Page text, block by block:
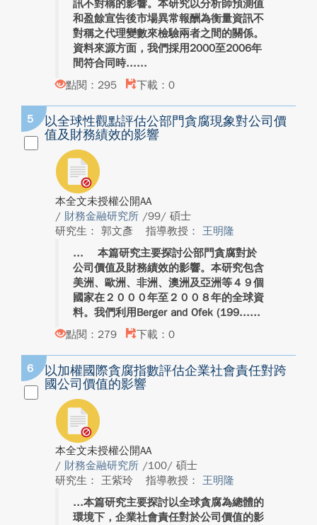
訊不對稱的影響。本研究以分析師預測值
和盈餘宣告後市場異常報酬為衡量資訊不
對稱之代理變數來檢驗兩者之間的關係。
資料來源方面，我們採用2000至2006年
間符合同時...
點閱：295
下載：0
5
以全球性觀點評估公部門貪腐現象對公司價
值及財務績效的影響
本全文未授權公開AA
/ 財務金融研究所 /99/ 碩士
研究生： 郭文彥
指導教授： 王明隆
本篇研究主要探討公部門貪腐對於
公司價值及財務績效的影響。本研究包含
美洲、歐洲、非洲、澳洲及亞洲等４９個
國家在２０００年至２００８年的全球資
料。我們利用Berger and Ofek (199...
點閱：279
下載：0
6
以加權國際貪腐指數評估企業社會責任對跨
國公司價值的影響
本全文未授權公開AA
/ 財務金融研究所 /100/ 碩士
研究生： 王紫玲
指導教授： 王明隆
本篇研究主要探討以全球貪腐為總體的
環境下，企業社會責任對於公司價值的影